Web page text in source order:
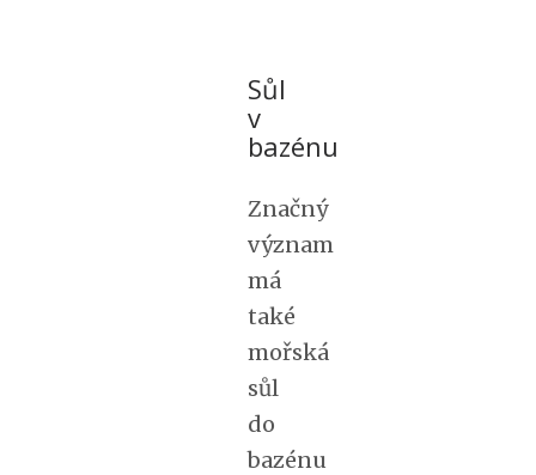
Sůl
v
bazénu
Značný
význam
má
také
mořská
sůl
do
bazénu